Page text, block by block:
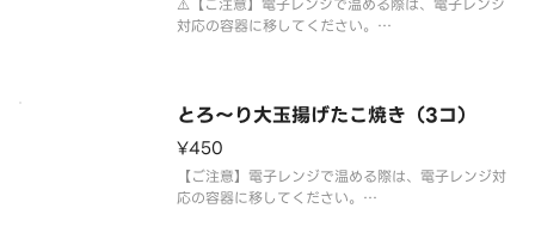
対応の容器に移してください。
確認ください。（単品毎の開示となります）
とろ～り大玉揚げたこ焼き（3コ）
¥450
【ご注意】電子レンジで温める際は、電子レンジ対
応の容器に移してください。